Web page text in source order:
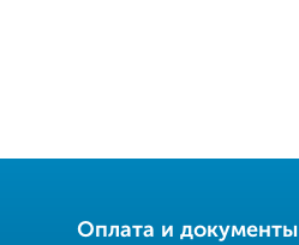
Оплата и документы